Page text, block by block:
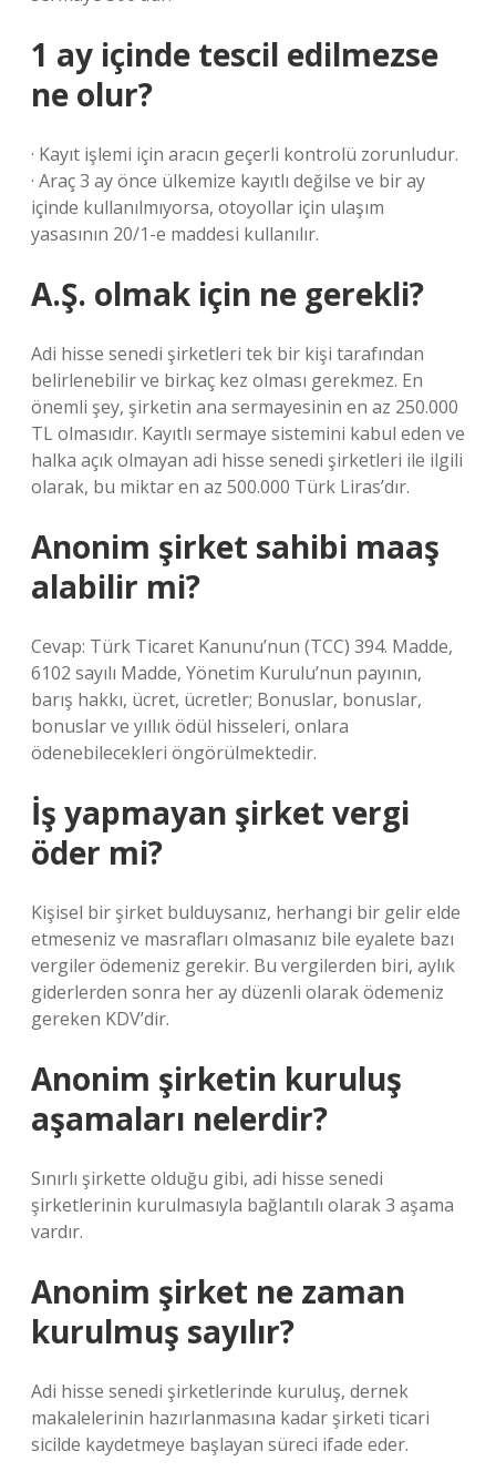
1 ay içinde tescil edilmezse
ne olur?
· Kayıt işlemi için aracın geçerli kontrolü zorunludur.
· Araç 3 ay önce ülkemize kayıtlı değilse ve bir ay
içinde kullanılmıyorsa, otoyollar için ulaşım
yasasının 20/1-e maddesi kullanılır.
A.Ş. olmak için ne gerekli?
Adi hisse senedi şirketleri tek bir kişi tarafından
belirlenebilir ve birkaç kez olması gerekmez. En
önemli şey, şirketin ana sermayesinin en az 250.000
TL olmasıdır. Kayıtlı sermaye sistemini kabul eden ve
halka açık olmayan adi hisse senedi şirketleri ile ilgili
olarak, bu miktar en az 500.000 Türk Liras’dır.
Anonim şirket sahibi maaş
alabilir mi?
Cevap: Türk Ticaret Kanunu’nun (TCC) 394. Madde,
6102 sayılı Madde, Yönetim Kurulu’nun payının,
barış hakkı, ücret, ücretler; Bonuslar, bonuslar,
bonuslar ve yıllık ödül hisseleri, onlara
ödenebilecekleri öngörülmektedir.
İş yapmayan şirket vergi
öder mi?
Kişisel bir şirket bulduysanız, herhangi bir gelir elde
etmeseniz ve masrafları olmasanız bile eyalete bazı
vergiler ödemeniz gerekir. Bu vergilerden biri, aylık
giderlerden sonra her ay düzenli olarak ödemeniz
gereken KDV’dir.
Anonim şirketin kuruluş
aşamaları nelerdir?
Sınırlı şirkette olduğu gibi, adi hisse senedi
şirketlerinin kurulmasıyla bağlantılı olarak 3 aşama
vardır.
Anonim şirket ne zaman
kurulmuş sayılır?
Adi hisse senedi şirketlerinde kuruluş, dernek
makalelerinin hazırlanmasına kadar şirketi ticari
sicilde kaydetmeye başlayan süreci ifade eder.